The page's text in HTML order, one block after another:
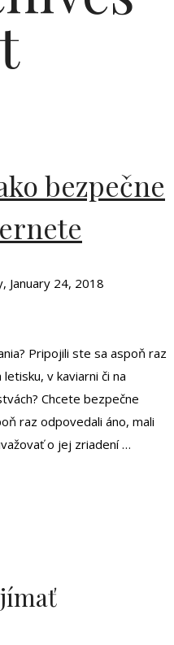
bezpečne
January 24, 2018
Pripojili ste sa aspoň raz
v kaviarni či na
Chcete bezpečne
raz odpovedali áno, mali
o jej zriadení …